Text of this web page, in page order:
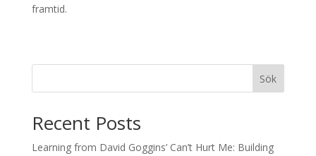
framtid.
Sök
Recent Posts
Learning from David Goggins’ Can’t Hurt Me: Building